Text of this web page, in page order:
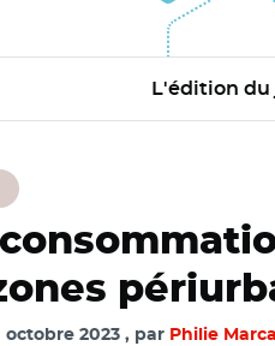
L'édition du
octobre 2023 par Philie